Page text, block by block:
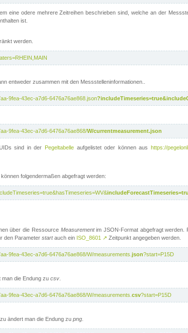
eine odere mehrere Zeitreihen beschrieben sind, welche an der
ist.
werden.
entweder zusammen mit den Messstelleninformationen..
9fea-43ec-a7d6-6476a76ae868.json
9fea-43ec-a7d6-6476a76ae868/W/currentmeasurement.json
sind in der Pegeltabelleaufgelistet oder können aushttps://
folgendermaßen abgefragt werden:
über die Ressource Measurementim JSON-Format abgefragt werden.
den Parameter startauch ein ISO_8601 ↗ Zeitpunkt angegeben werden.
9fea-43ec-a7d6-6476a76ae868/W/measurements. json?start=P15D
die Endung zu csv
9fea-43ec-a7d6-6476a76ae868/W/measurements. csv?start=P15D
ändert man die Endung zu png